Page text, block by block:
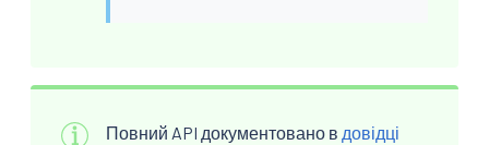
Повний API документовано в довідці